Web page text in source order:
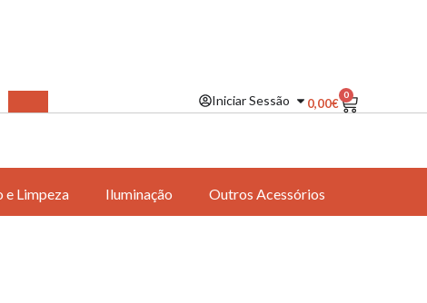
Iniciar Sessão 0,00€
0
e Limpeza Iluminação
Outros Acessórios